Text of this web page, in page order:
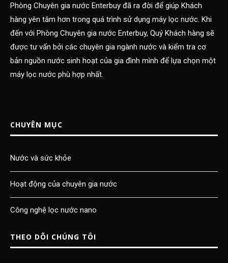
Phòng Chuyên gia nước Enterbuy đã ra đời để giúp Khách
hàng yên tâm hơn trong quá trình sử dụng máy lọc nước. Khi
đến với Phòng Chuyên gia nước Enterbuy, Quý Khách hàng sẽ
được tư vấn bởi các chuyên gia ngành nước và kiểm tra cơ
bản nguồn nước sinh hoạt của gia đình mình để lựa chọn một
máy lọc nước phù hợp nhất.
CHUYÊN MỤC
Nước và sức khỏe
Hoạt động của chuyên gia nước
Công nghệ lọc nước nano
THEO DÕI CHÚNG TÔI